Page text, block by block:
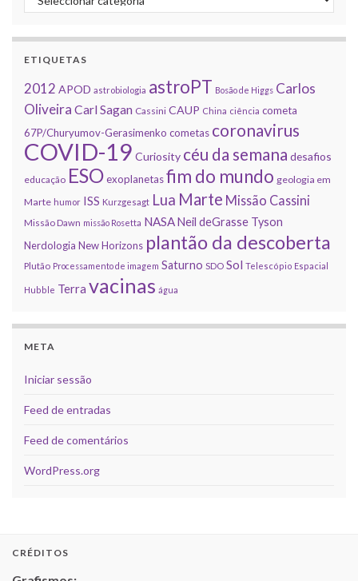
ETIQUETAS
2012 APOD astrobiologia astroPT Bosão de Higgs Carlos
Oliveira Carl Sagan Cassini CAUP China ciência cometa
67P/Churyumov-Gerasimenko cometas coronavirus
COVID-19 Curiosity céu da semana desafios
educação ESOexoplanetasfim do mundo geologia em
Marte humor ISS Kurzgesagt Lua Marte Missão Cassini
Missão Dawn missão Rosetta NASANeil deGrasse Tyson
Nerdologia New Horizons plantão da descoberta
Plutão Processamento de imagem Saturno SDO Sol Telescópio Espacial
Hubble Terra vacinas água
META
Iniciar sessão
Feed de entradas
Feed de comentários
WordPress.org
CRÉDITOS